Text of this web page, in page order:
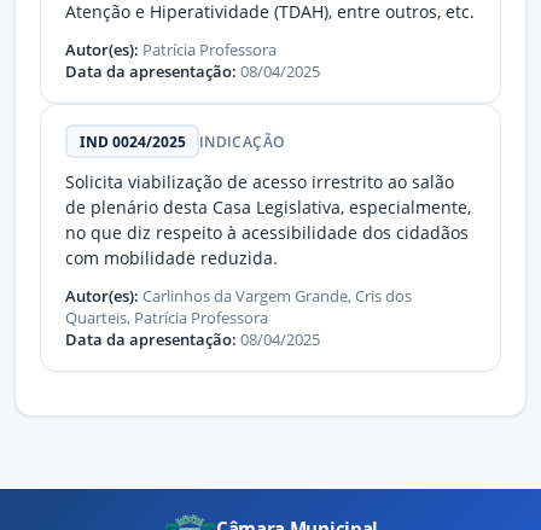
Atenção e Hiperatividade (TDAH), entre outros, etc.
Autor(es): Patrícia Professora
Data da apresentação: 08/04/2025
IND 0024/2025 INDICAÇÃO
Solicita viabilização de acesso irrestrito ao salão
de plenário desta Casa Legislativa, especialmente,
no que diz respeito à acessibilidade dos cidadãos
com mobilidade reduzida.
Autor(es): Carlinhos da Vargem Grande, Cris dos
Quarteis, Patrícia Professora
Data da apresentação: 08/04/2025